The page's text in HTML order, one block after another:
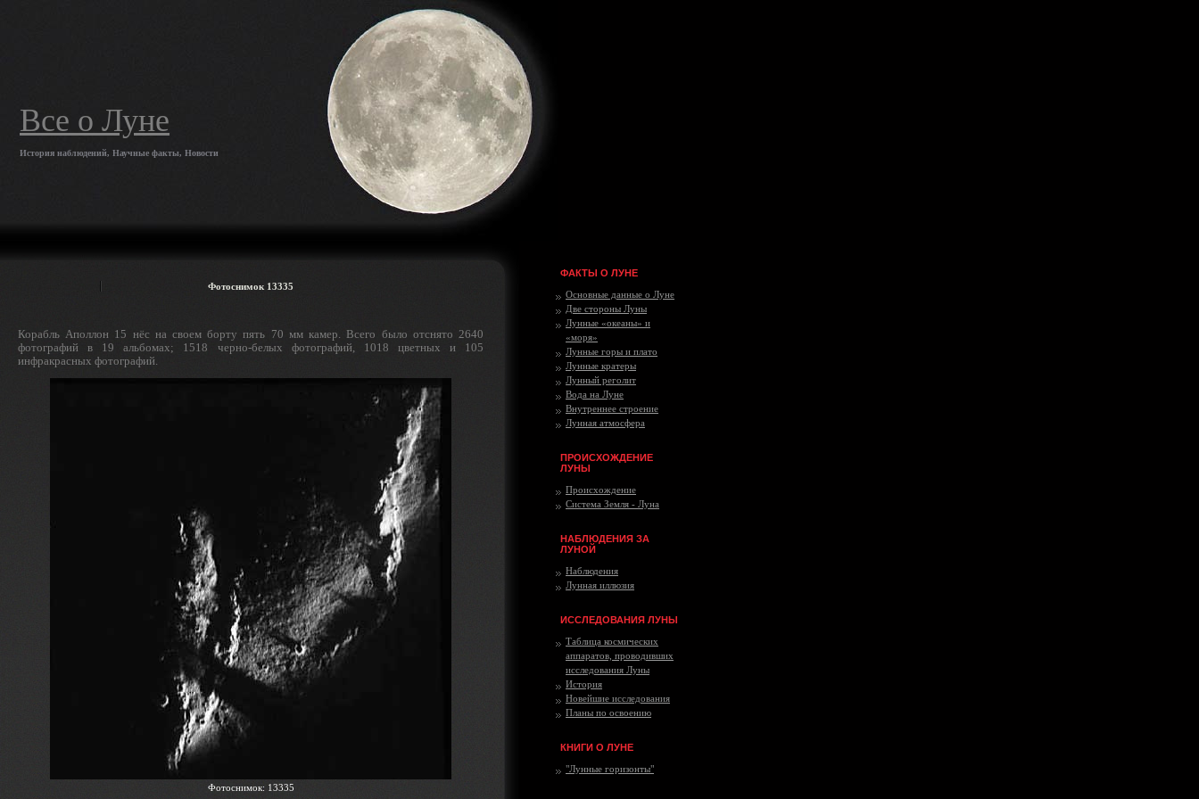
Все о Луне
История наблюдений, Научные факты, Новости
Фотоснимок 13335
Корабль Аполлон 15 нёс на своем борту пять 70 мм камер. Всего было отснято 2640
фотографий в 19 альбомах; 1518 черно-белых фотографий, 1018 цветных и 105
инфракрасных фотографий.
Фотоснимок: 13335
ФАКТЫ О ЛУНЕ
Основные данные о Луне
Две стороны Луны
Лунные «океаны» и
«моря»
Лунные горы и плато
Лунные кратеры
Лунный реголит
Вода на Луне
Внутреннее строение
Лунная атмосфера
ПРОИСХОЖДЕНИЕ
ЛУНЫ
Происхождение
Система Земля - Луна
НАБЛЮДЕНИЯ ЗА
ЛУНОЙ
Наблюдения
Лунная иллюзия
ИССЛЕДОВАНИЯ ЛУНЫ
Таблица космических
аппаратов, проводивших
исследования Луны
История
Новейшие исследования
Планы по освоению
КНИГИ О ЛУНЕ
"Лунные горизонты"